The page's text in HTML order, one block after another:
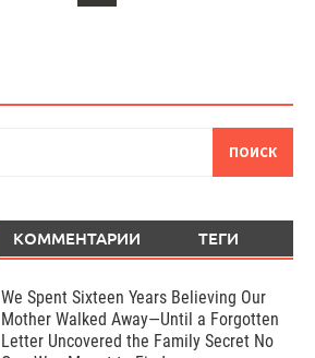
КОММЕНТАРИИ ТЕГИ
We Spent Sixteen Years Believing Our
Mother Walked Away—Until a Forgotten
Letter Uncovered the Family Secret No